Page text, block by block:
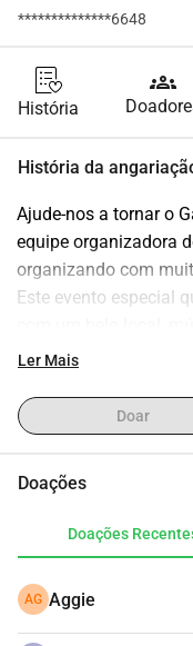
**************6648
História
groups
História da
Ajude-nos a tornar o
equipe organizadora
organizando com
Este evento especial
para todos.Com o seu
aproxima de uma
Ler Mais
Doar
Doações
Doações
AG Aggie